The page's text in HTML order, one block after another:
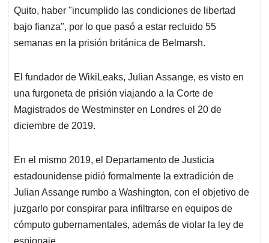
Quito, haber "incumplido las condiciones de libertad
bajo fianza", por lo que pasó a estar recluido 55
semanas en la prisión británica de Belmarsh.
El fundador de WikiLeaks, Julian Assange, es visto en
una furgoneta de prisión viajando a la Corte de
Magistrados de Westminster en Londres el 20 de
diciembre de 2019.
En el mismo 2019, el Departamento de Justicia
estadounidense pidió formalmente la extradición de
Julian Assange rumbo a Washington, con el objetivo de
juzgarlo por conspirar para infiltrarse en equipos de
cómputo gubernamentales, además de violar la ley de
espionaje.